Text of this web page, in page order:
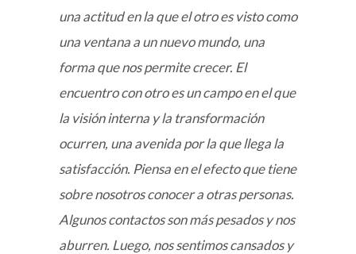
una actitud en la que el otro es visto como
una ventana a un nuevo mundo, una
forma que nos permite crecer. El
encuentro con otro es un campo en el que
la visión interna y la transformación
ocurren, una avenida por la que llega la
satisfacción. Piensa en el efecto que tiene
sobre nosotros conocer a otras personas.
Algunos contactos son más pesados y nos
aburren. Luego, nos sentimos cansados y